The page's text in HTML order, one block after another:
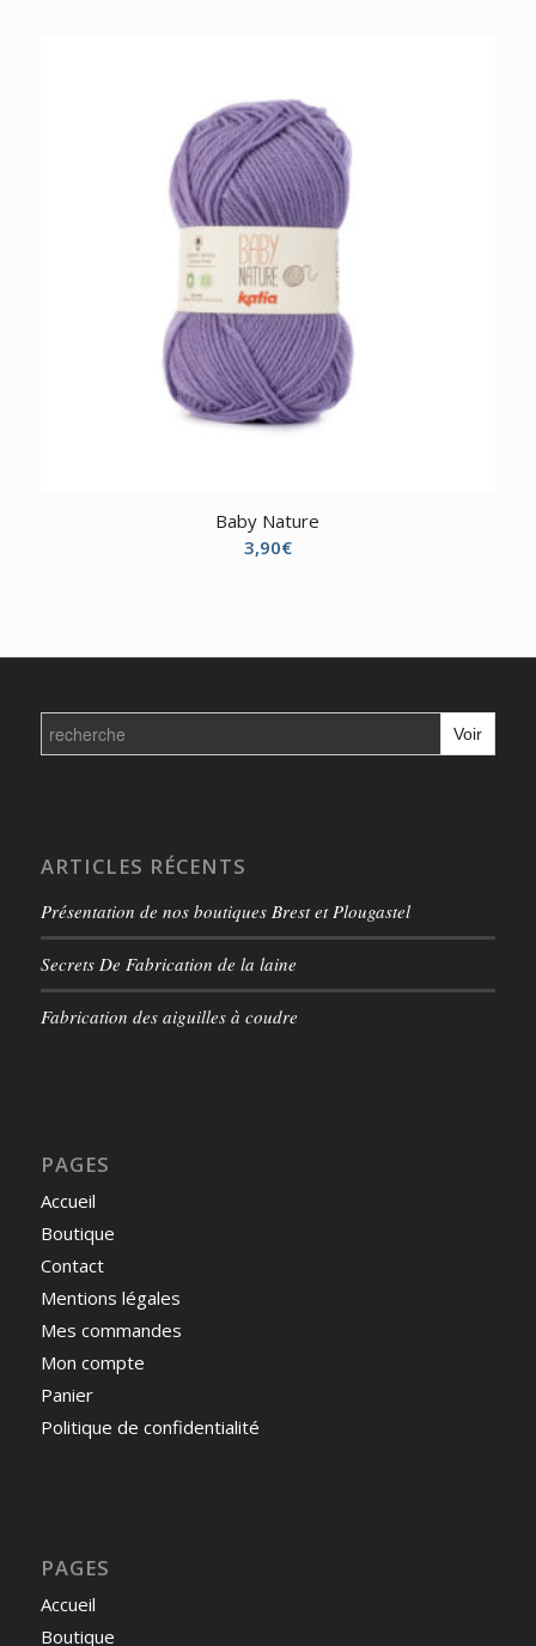
Baby Nature
3,90€
Search
for:
ARTICLES RÉCENTS
Présentation de nos boutiques Brest et Plougastel
Secrets De Fabrication de la laine
Fabrication des aiguilles à coudre
PAGES
Accueil
Boutique
Contact
Mentions légales
Mes commandes
Mon compte
Panier
Politique de confidentialité
PAGES
Accueil
Boutique